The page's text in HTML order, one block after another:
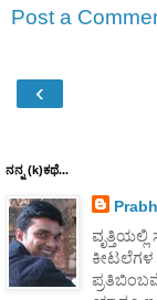
Post a
‹
ನನ್ನ (k)ಕಥೆ...
ಕೀಟಲೆಗಳ